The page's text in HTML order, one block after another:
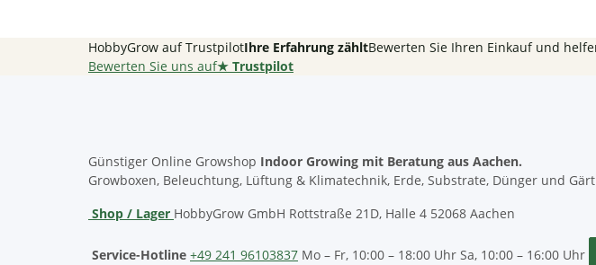
HobbyGrow auf TrustpilotIhre Erfahrung zähltBewerten Sie Ihren Einkauf und
Bewerten Sie uns auf★ Trustpilot
Günstiger Online Growshop Indoor Growing mit Beratung aus Aachen.
Growboxen, Beleuchtung, Lüftung & Klimatechnik, Erde, Substrate, Dünger und
Shop / Lager HobbyGrow GmbH Rottstraße 21D, Halle 4 52068 Aachen
Service-Hotline +49 241 96103837 Mo – Fr, 10:00 – 18:00 Uhr Sa, 10:00 – 16:00 Uhr